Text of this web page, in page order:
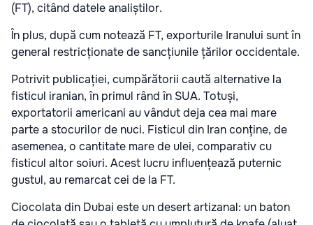
(FT), citând datele analiștilor.
În plus, după cum notează FT, exporturile Iranului sunt în
general restricționate de sancțiunile țărilor occidentale.
Potrivit publicației, cumpărătorii caută alternative la
fisticul iranian, în primul rând în SUA. Totuși,
exportatorii americani au vândut deja cea mai mare
parte a stocurilor de nuci. Fisticul din Iran conține, de
asemenea, o cantitate mare de ulei, comparativ cu
fisticul altor soiuri. Acest lucru influențează puternic
gustul, au remarcat cei de la FT.
Ciocolata din Dubai este un desert artizanal: un baton